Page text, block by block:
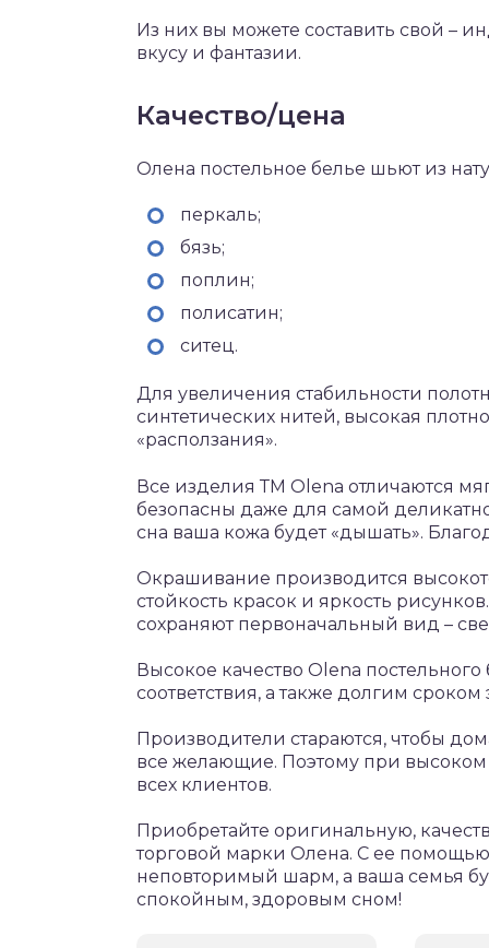
Из них вы можете составить свой –
вкусу и фантазии.
Качество/цена
Олена постельное белье шьют из
перкаль;
бязь;
поплин;
полисатин;
ситец.
Для увеличения стабильности
синтетических нитей, высокая
«расползания».
Все изделия ТМ Olena отличаются
безопасны даже для самой
сна ваша кожа будет «дышать».
Окрашивание производится
стойкость красок и яркость
сохраняют первоначальный вид –
Высокое качество Olena
соответствия, а также долгим сроком
Производители стараются, чтобы
все желающие. Поэтому при
всех клиентов.
Приобретайте оригинальную,
торговой марки Олена. С ее
неповторимый шарм, а ваша семья
спокойным, здоровым сном!